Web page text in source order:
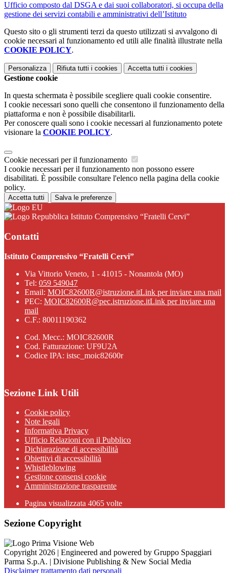
Ufficio composto dal DSGA e dai suoi collaboratori, si occupa della
gestione dei servizi contabili e amministrativi dell’Istituto
Questo sito o gli strumenti terzi da questo utilizzati si avvalgono di
cookie necessari al funzionamento ed utili alle finalità illustrate nella
COOKIE POLICY.
Personalizza Rifiuta tutti i cookies Accetta tutti i cookies
Gestione cookie
In questa schermata è possibile scegliere quali cookie consentire.
I cookie necessari sono quelli che consentono il funzionamento della
piattaforma e non è possibile disabilitarli.
Per conoscere quali sono i cookie necessari al funzionamento potete
visionare la COOKIE POLICY.
Cookie necessari per il funzionamento
I cookie necessari per il funzionamento non possono essere
disabilitati. È possibile consultare l'elenco nella pagina della cookie
policy.
Accetta tutti Salva le preferenze
Istituto Comprensivo “Fratelli Cervi”
Contatti
Istituto Comprensivo “Fratelli Cervi”
Via Vittorio Veneto, 1 - 41015 - Nonantola (MO)
Tel: 059 549047
Email: MOIC82600R@istruzione.itLink per inviare una mail
PEC: MOIC82600R@pec.istruzione.itLink per inviare una
mail
C.F.: 80011190362
Cod. Mecc.: MOIC82600R
Cod. Fatturazione: UF9U2A
Codice IPA: istsc_moic82600r
Sezione Link Utili
Cookie policy
Note legali
Informativa Privacy
Ufficio Relazioni con il Pubblico
Dichiarazione di accessibilità
Obiettivi di accessibilità
Whistleblowing
Gestione consensi cookie
Amministrazione trasparente
Pagina visualizzata 4065 volte
Sezione Copyright
Copyright 2026 | Engineered and powered by Gruppo Spaggiari
Parma S.p.A. | Divisione Publishing & New Social Media
Disclaimer trattamento dati personali